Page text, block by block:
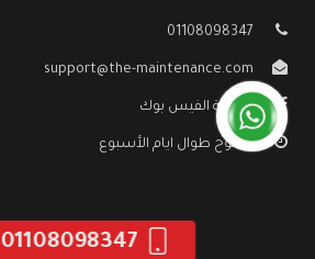
01108098347
support@the-maintenance.com
صفحة الفيس بوك
مفتوح طوال ايام الأسبوع
01108098347